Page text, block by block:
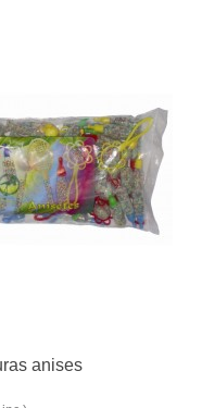
anises